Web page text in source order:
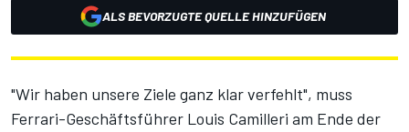
ALS BEVORZUGTE QUELLE HINZUFÜGEN
"Wir haben unsere Ziele ganz klar verfehlt", muss
Ferrari-Geschäftsführer Louis Camilleri am Ende der